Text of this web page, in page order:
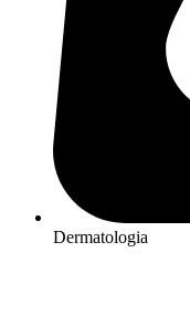
Dermatologia